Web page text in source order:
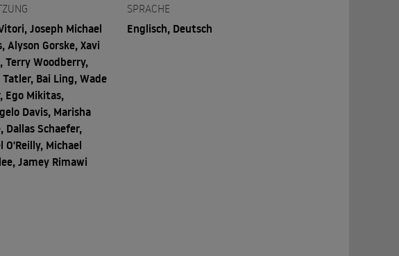
Joseph Michael
Alyson Gorske, Xavi
Terry Woodberry,
Tatler, Bai Ling, Wade
Ego Mikitas,
Davis, Marisha
Dallas Schaefer,
O'Reilly, Michael
Jamey Rimawi
SPRACHE
Englisch, Deutsch